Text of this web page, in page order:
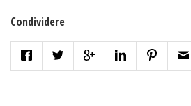
Condividere